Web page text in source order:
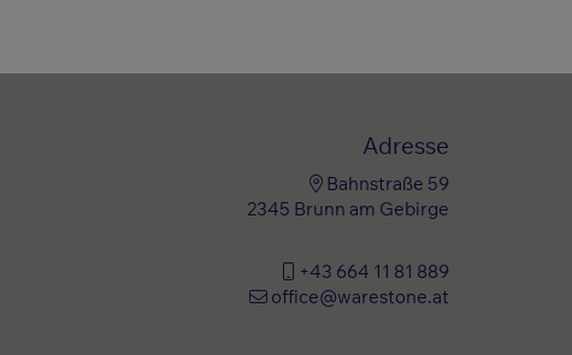
Adresse
Bahnstraße 59
2345 Brunn am Gebirge
+43 664 11 81 889
office@warestone.at